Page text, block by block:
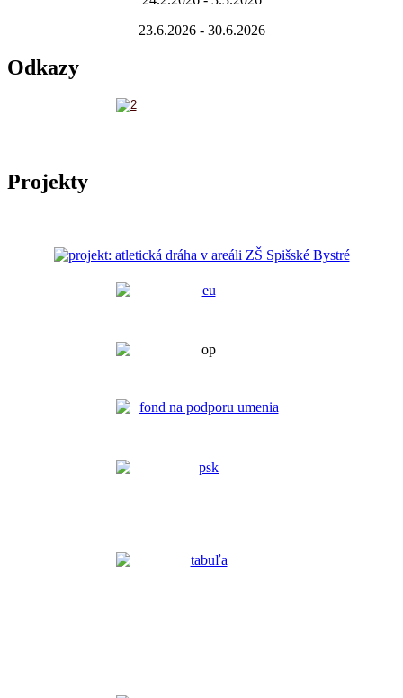
23.6.2026 - 30.6.2026
Odkazy
Projekty